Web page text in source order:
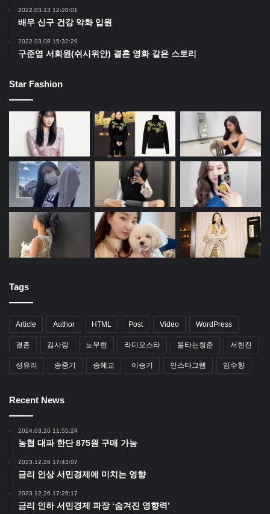
2022.03.13 12:20:01
배우 신구 건강 악화 입원
2022.03.08 15:32:29
구준엽 서희원(쉬시위안) 결혼 영화 같은 스토리
Star Fashion
Tags
Article Author HTML Post Video WordPress
결혼 김사랑 노무현 라디오스타 불타는청춘 서현진
성유리 송중기 송혜교 이승기 인스타그램 임수향
Recent News
2024.03.26 11:55:24
농협 대파 한단 875원 구매 가능
2023.12.26 17:43:07
금리 인상 서민경제에 미치는 영향
2023.12.26 17:26:17
금리 인하 서민경제 파장 ‘숨겨진 영향력’